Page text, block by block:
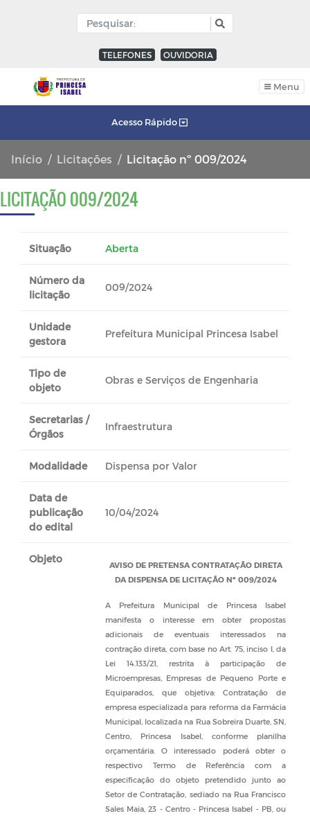
TELEFONES OUVIDORIA
Menu
Acesso Rápido
Início Licitações Licitação nº 009/2024
LICITAÇÃO 009/2024
Situação Aberta
Número da
licitação
009/2024
Unidade
gestora
Prefeitura Municipal Princesa Isabel
Tipo de
objeto
Obras e Serviços de Engenharia
Secretarias /
Órgãos
Infraestrutura
Modalidade Dispensa por Valor
Data de
publicação
do edital
10/04/2024
Objeto
AVISO DE PRETENSA CONTRATAÇÃO DIRETA
DA DISPENSA DE LICITAÇÃO Nº 009/2024
A Prefeitura Municipal de Princesa Isabel
manifesta o interesse em obter propostas
adicionais de eventuais interessados na
contração direta, com base no Art. 75, inciso I, da
Lei 14.133/21, restrita à participação de
Microempresas, Empresas de Pequeno Porte e
Equiparados, que objetiva: Contratação de
empresa especializada para reforma da Farmácia
Municipal, localizada na Rua Sobreira Duarte, SN,
Centro, Princesa Isabel, conforme planilha
orçamentária. O interessado poderá obter o
respectivo Termo de Referência com a
especificação do objeto pretendido junto ao
Setor de Contratação, sediado na Rua Francisco
Sales Maia, 23 - Centro - Princesa Isabel - PB, ou